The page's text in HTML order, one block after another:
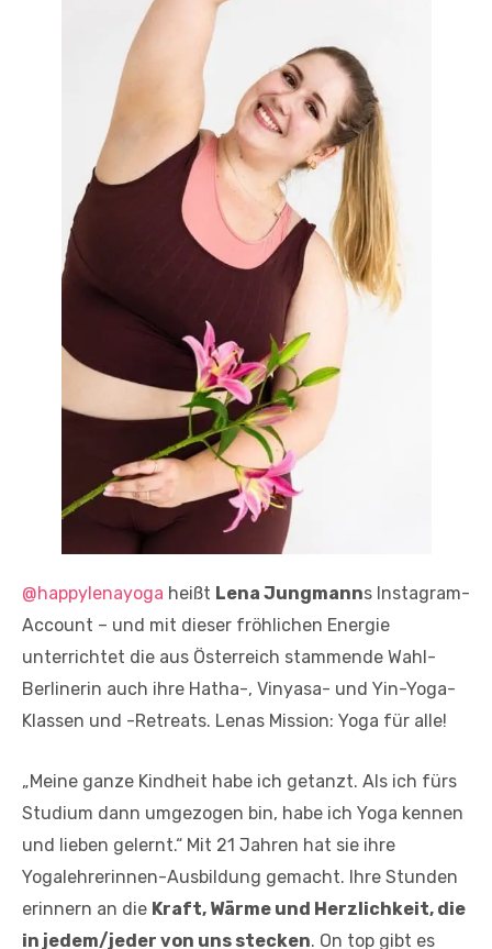
@happylenayoga heißt Lena Jungmanns Instagram-
Account – und mit dieser fröhlichen Energie
unterrichtet die aus Österreich stammende Wahl-
Berlinerin auch ihre Hatha-, Vinyasa- und Yin-Yoga-
Klassen und -Retreats. Lenas Mission: Yoga für alle!
„Meine ganze Kindheit habe ich getanzt. Als ich fürs
Studium dann umgezogen bin, habe ich Yoga kennen
und lieben gelernt.“ Mit 21 Jahren hat sie ihre
Yogalehrerinnen-Ausbildung gemacht. Ihre Stunden
erinnern an die Kraft, Wärme und Herzlichkeit, die
in jedem/jeder von uns stecken. On top gibt es